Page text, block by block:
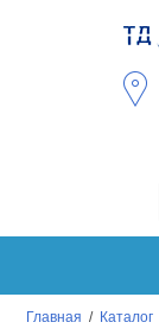
Главная / Каталог